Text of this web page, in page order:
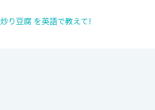
炒り豆腐 を英語で教えて!